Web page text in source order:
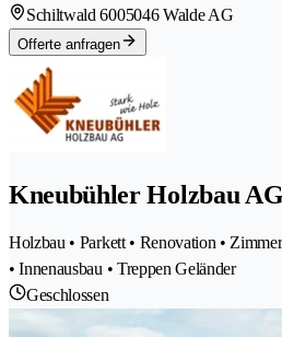
Schiltwald 6005046 Walde AG
Offerte anfragen
Kneubühler Holzbau AG
Holzbau • Parkett • Renovation •
• Innenausbau • Treppen Geländer
Geschlossen